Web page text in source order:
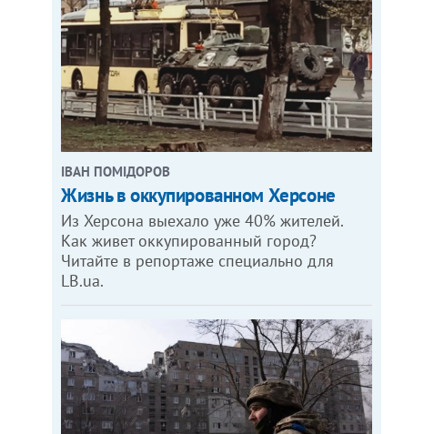
ІВАН ПОМІДОРОВ
Жизнь в оккупированном Херсоне
Из Херсона выехало уже 40% жителей.
Как живет оккупированный город?
Читайте в репортаже специально для
LB.ua.